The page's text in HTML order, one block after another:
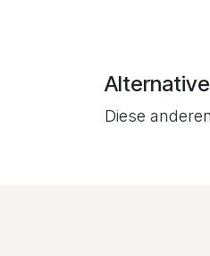
Diese